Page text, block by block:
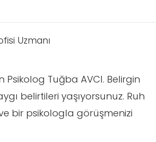
Uzmanı
Psikolog Tuğba AVCI. Belirgin
belirtileri yaşıyorsunuz. Ruh
bir psikologla görüşmenizi